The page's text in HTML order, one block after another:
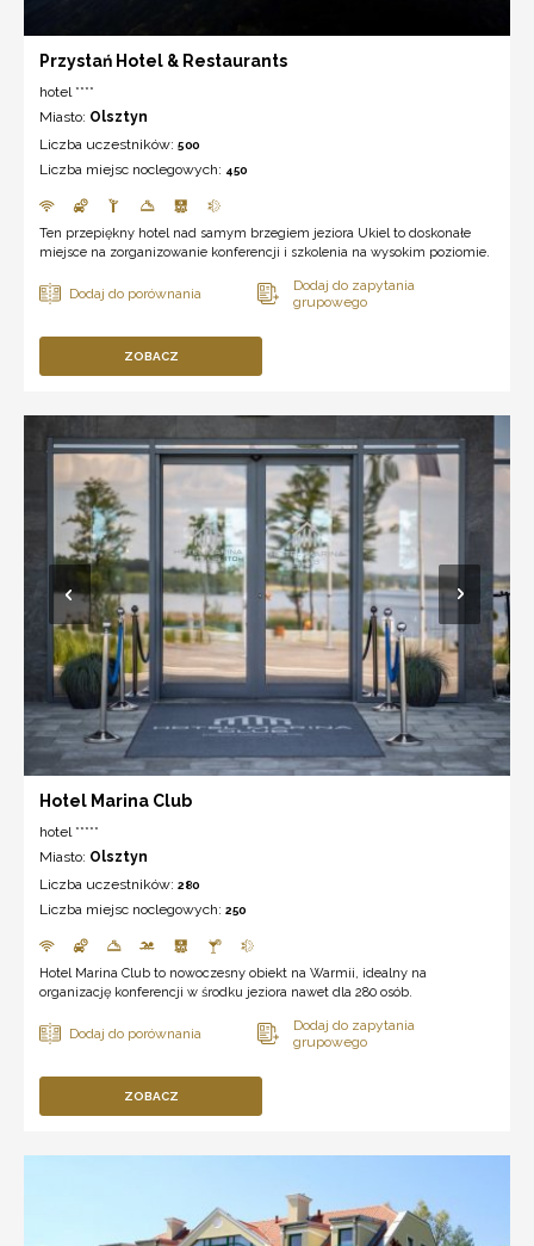
Przystań Hotel & Restaurants
hotel ****
Miasto: Olsztyn
Liczba uczestników: 500
Liczba miejsc noclegowych: 450
Ten przepiękny hotel nad samym brzegiem jeziora Ukiel to doskonałe
miejsce na zorganizowanie konferencji i szkolenia na wysokim poziomie.
ZOBACZ
Hotel Marina Club
hotel *****
Miasto: Olsztyn
Liczba uczestników: 280
Liczba miejsc noclegowych: 250
Hotel Marina Club to nowoczesny obiekt na Warmii, idealny na
organizację konferencji w środku jeziora nawet dla 280 osób.
ZOBACZ